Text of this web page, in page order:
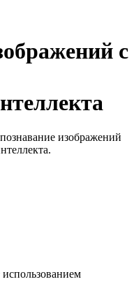
с
изображений